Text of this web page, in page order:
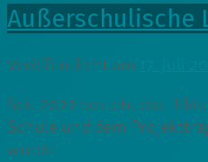
Außerschulische
Veröffentlicht am
Seit 2022 besteht das
Schule und dem
wurde